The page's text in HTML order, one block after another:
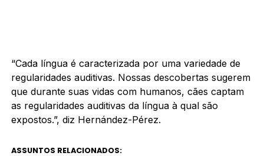
“Cada língua é caracterizada por uma variedade de
regularidades auditivas. Nossas descobertas sugerem
que durante suas vidas com humanos, cães captam
as regularidades auditivas da língua à qual são
expostos.”, diz Hernández-Pérez.
ASSUNTOS RELACIONADOS: